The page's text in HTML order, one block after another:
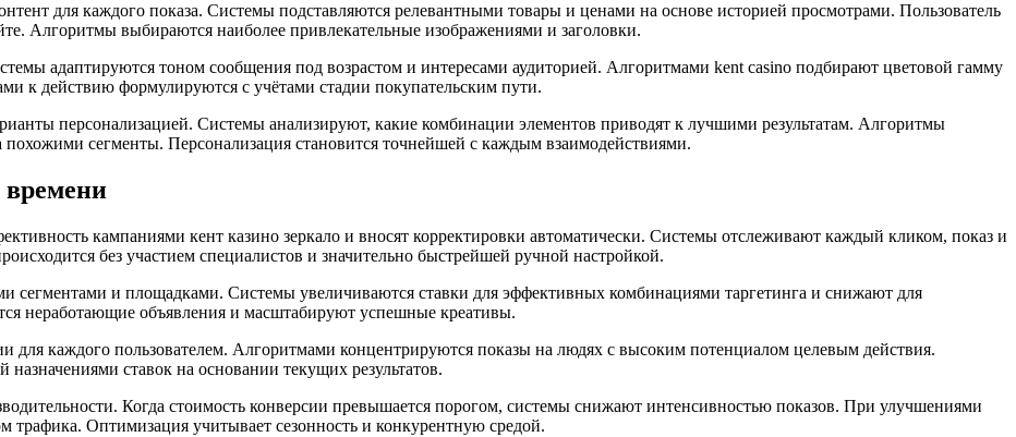
для каждого показа. Системы подставляются релевантными товары и ценами на основе историей просмотрами. Пользователь
Алгоритмы выбираются наиболее привлекательные изображениями и заголовки.
адаптируются тоном сообщения под возрастом и интересами аудиторией. Алгоритмами kent casino подбирают цветовой гамму
к действию формулируются с учётами стадии покупательским пути.
персонализацией. Системы анализируют, какие комбинации элементов приводят к лучшими результатам. Алгоритмы
сегменты. Персонализация становится точнейшей с каждым взаимодействиями.
кампаниями кент казино зеркало и вносят корректировки автоматически. Системы отслеживают каждый кликом, показ и
без участием специалистов и значительно быстрейшей ручной настройкой.
сегментами и площадками. Системы увеличиваются ставки для эффективных комбинациями таргетинга и снижают для
неработающие объявления и масштабируют успешные креативы.
для каждого пользователем. Алгоритмами концентрируются показы на людях с высоким потенциалом целевым действия.
назначениями ставок на основании текущих результатов.
Когда стоимость конверсии превышается порогом, системы снижают интенсивностью показов. При улучшениями
Оптимизация учитывает сезонность и конкурентную средой.